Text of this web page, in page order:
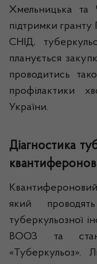
Хмельницька та
підтримки гранту
СНІД,
планується
проводитись
профілактики
України.
Діагностика
який
туберкульозної
ВООЗ та
«Туберкульоз».